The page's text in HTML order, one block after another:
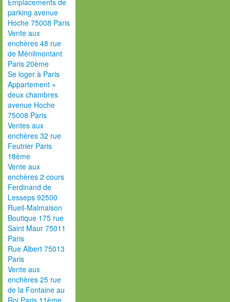
Emplacements de
parking avenue
Hoche 75008 Paris
Vente aux
enchères 48 rue
de Ménilmontant
Paris 20ème
Se loger à Paris
Appartement +
deux chambres
avenue Hoche
75008 Paris
Ventes aux
enchères 32 rue
Feutrier Paris
18ème
Vente aux
enchères 2 cours
Ferdinand de
Lesseps 92500
Rueil-Malmaison
Boutique 175 rue
Saint Maur 75011
Paris
Rue Albert 75013
Paris
Vente aux
enchères 25 rue
de la Fontaine au
Roi Paris 11ème